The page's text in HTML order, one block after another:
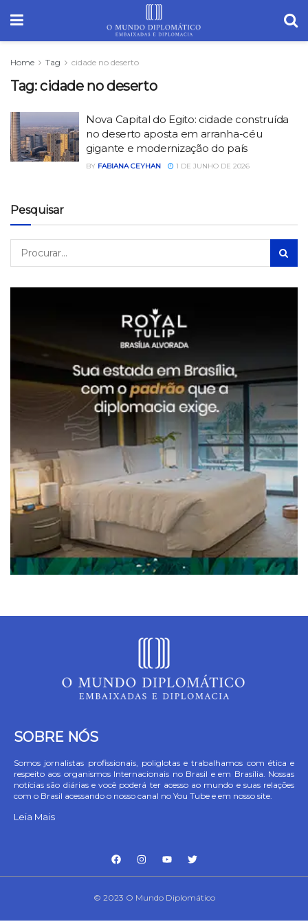
Home Tag cidade no deserto
Tag:cidade no deserto
Nova Capital do Egito: cidade construída
no deserto aposta em arranha-céu
gigante e modernização do país
BY FABIANA CEYHAN 1 DE JUNHO DE 2026
Pesquisar
SOBRE NÓS
Somos jornalistas profissionais, poliglotas e trabalhamos com ética e
respeito aos organismos Internacionais no Brasil e em Brasília. Nossas
notícias são diárias e você poderá ter acesso ao mundo e suas relações
com o Brasil acessando o nosso canal no You Tube e em nosso site.
Leia Mais
© 2023 O Mundo Diplomático